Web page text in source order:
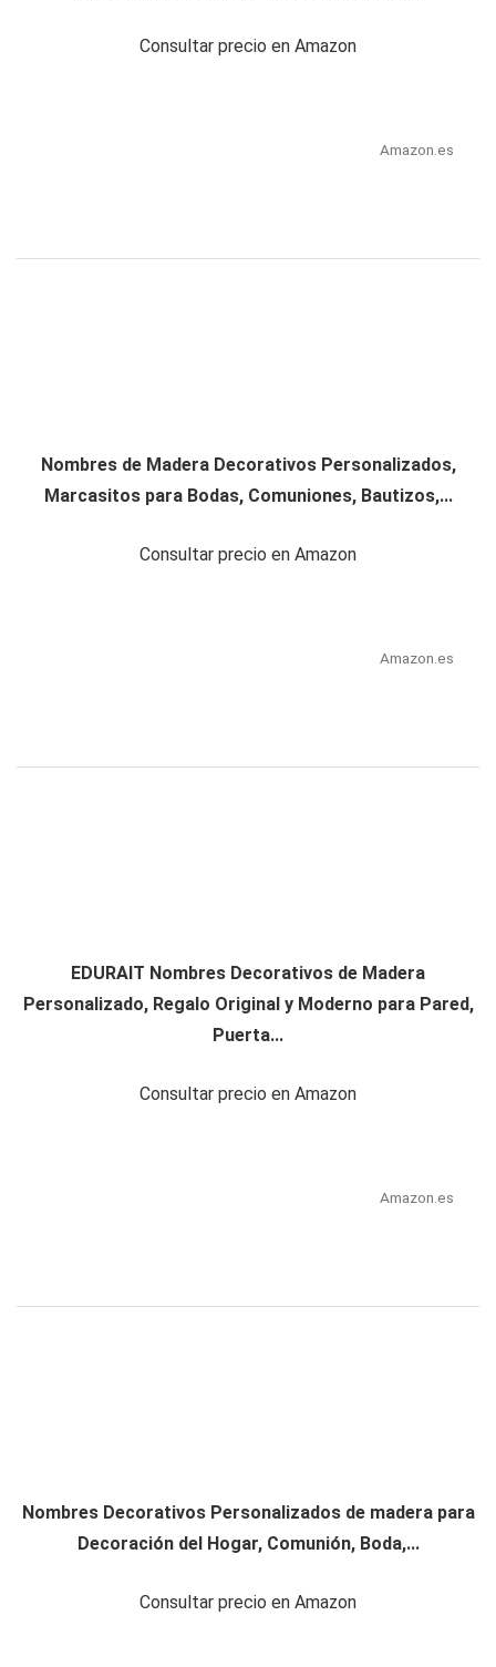
Consultar precio en Amazon
Amazon.es
Nombres de Madera Decorativos Personalizados,
Marcasitos para Bodas, Comuniones, Bautizos,...
Consultar precio en Amazon
Amazon.es
EDURAIT Nombres Decorativos de Madera
Personalizado, Regalo Original y Moderno para Pared,
Puerta...
Consultar precio en Amazon
Amazon.es
Nombres Decorativos Personalizados de madera para
Decoración del Hogar, Comunión, Boda,...
Consultar precio en Amazon